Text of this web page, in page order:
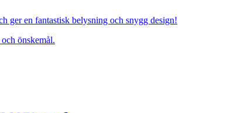
ger en fantastisk belysning och snygg design!
önskemål.